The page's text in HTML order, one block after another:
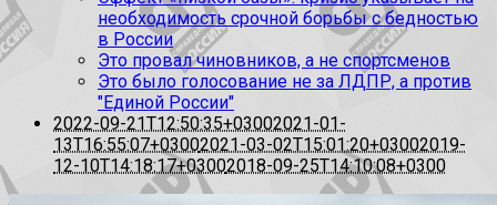
необходимость срочной борьбы с бедностью
в России
Это провал чиновников, а не спортсменов
Это было голосование не за ЛДПР, а против
"Единой России"
2022-09-21T12:50:35+03002021-01-
13T16:55:07+03002021-03-02T15:01:20+03002019-
12-10T14:18:17+03002018-09-25T14:10:08+0300